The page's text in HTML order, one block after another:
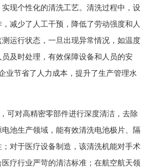
现个性化的清洗工艺。清洗过程中，设
减少了人工干预，降低了劳动强度和人
运行状态，一旦出现异常情况，如温度
及时处理，有效保障设备和人员的安
业节省了人力成本，提升了生产管理水
可对高精密零部件进行深度清洁，去除
池生产领域，能有效清洗电池极片、隔
对于医疗设备制造，该清洗机能对手术
疗行业严苛的清洁标准；在航空航天领